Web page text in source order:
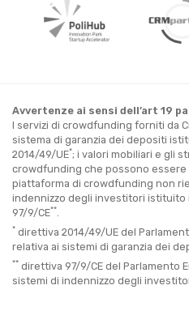
Avvertenze ai sensi dell’art 19
I servizi di crowdfunding forniti da
sistema di garanzia dei depositi
2014/49/UE*; i valori mobiliari e gli
crowdfunding che possono
piattaforma di crowdfunding non
indennizzo degli investitori istituito
97/9/CE**
* direttiva 2014/49/UE del
relativa ai sistemi di garanzia dei
** direttiva 97/9/CE del Parlamento
sistemi di indennizzo degli